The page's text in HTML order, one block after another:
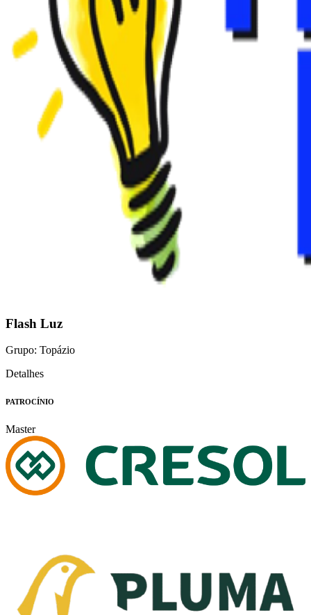
Flash Luz
Grupo: Topázio
Detalhes
PATROCÍNIO
Master